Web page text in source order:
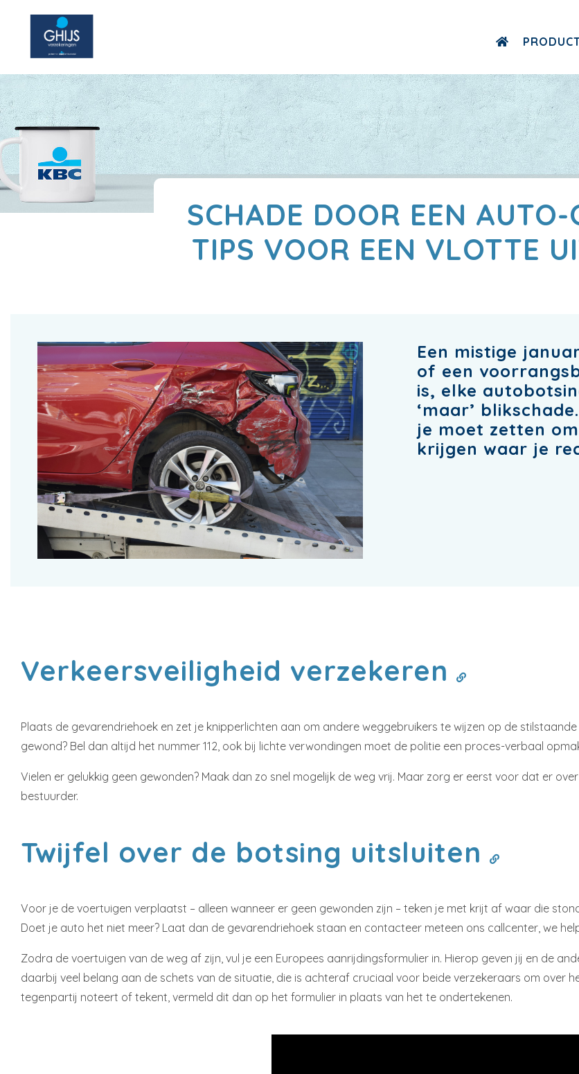
SCHADE DOOR EEN
TIPS VOOR EEN VLOTTE
Een mistige
of een
is, elke
‘maar’
je moet zetten
krijgen waar je
Verkeersveiligheid verzekeren
Plaats de gevarendriehoek en zet je knipperlichten aan om andere weggebruikers te wijzen op de
gewond? Bel dan altijd het nummer 112, ook bij lichte verwondingen moet de politie een proces-verbaal
Vielen er gelukkig geen gewonden? Maak dan zo snel mogelijk de weg vrij. Maar zorg er eerst voor dat er
bestuurder.
Twijfel over de botsing uitsluiten
Voor je de voertuigen verplaatst – alleen wanneer er geen gewonden zijn – teken je met krijt af waar die
Doet je auto het niet meer? Laat dan de gevarendriehoek staan en contacteer meteen ons callcenter, we
Zodra de voertuigen van de weg af zijn, vul je een Europees aanrijdingsformulier in. Hierop geven jij en de
daarbij veel belang aan de schets van de situatie, die is achteraf cruciaal voor beide verzekeraars om over
tegenpartij noteert of tekent, vermeld dit dan op het formulier in plaats van het te ondertekenen.